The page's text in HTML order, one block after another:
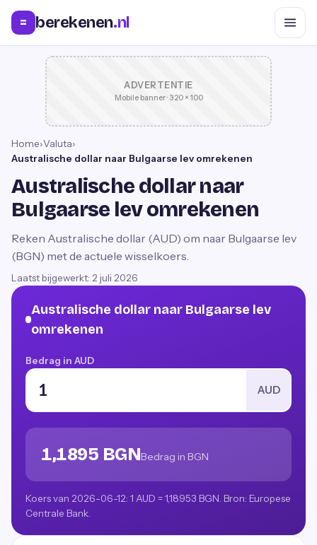
= berekenen.nl
ADVERTENTIE
Mobile banner · 320 × 100
Home›Valuta›
Australische dollar naar Bulgaarse lev omrekenen
Australische dollar naar
Bulgaarse lev omrekenen
Reken Australische dollar (AUD) om naar Bulgaarse lev
(BGN) met de actuele wisselkoers.
Laatst bijgewerkt: 2 juli 2026
Australische dollar naar Bulgaarse lev
omrekenen
Bedrag in AUD
AUD
1,1895 BGNBedrag in BGN
Koers van 2026-06-12: 1 AUD = 1,18953 BGN. Bron: Europese
Centrale Bank.